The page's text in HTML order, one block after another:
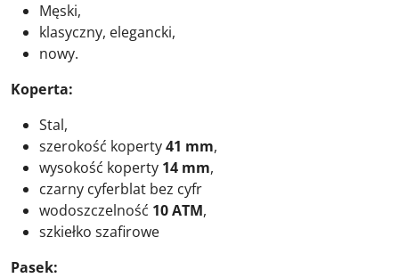
Męski,
klasyczny, elegancki,
nowy.
Koperta:
Stal,
szerokość koperty41 mm,
wysokość koperty 14 mm,
czarny cyferblat bez cyfr
wodoszczelność 10 ATM,
szkiełko szafirowe
Pasek: